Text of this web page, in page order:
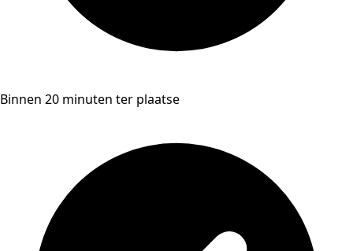
Binnen 20 minuten ter plaatse